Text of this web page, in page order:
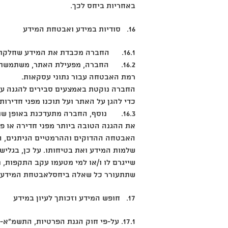
באחריות ביחס לכך.
16. סודיות במידע ואבטחת המידע
16.1. החברה מכבדת את המידע שחלקת ולכן נוקטת בכל התהליכים הסבירים, על מנת להבטיח את סודיות המידע שלך.
16.2. החברה, מפעילת האתר,
רמת האבטחה עבור נתוני עסקאות.
החברה נוקטת באמצעים סבירים להגנה
כדי להגן על האתר ועל תוכנו מפני
16.3. נוסף, החברה מתעדכנת באופן
את ההגנה הטובה ביותר מפני חדירה או
האבטחה ההדוקים וההרמטיים הניתנים,
שלמות המידע ואת בטיחותו. על כן,
שייגרם לו ו/או למי מטעמו עקב התקפות,
שתתעורר כל שאלה ביחסלאבטחת המידע
17. חופש המידע וזכותך לעיון במידע